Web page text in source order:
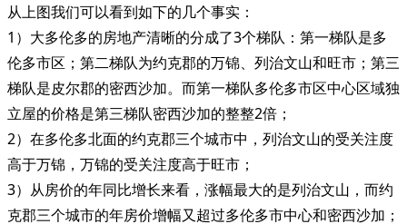
从上图我们可以看到如下的几个事实：
1）大多伦多的房地产清晰的分成了3个梯队：第一梯队是多
伦多市区；第二梯队为约克郡的万锦、列治文山和旺市；第三
梯队是皮尔郡的密西沙加。而第一梯队多伦多市区中心区域独
立屋的价格是第三梯队密西沙加的整整2倍；
2）在多伦多北面的约克郡三个城市中，列治文山的受关注度
高于万锦，万锦的受关注度高于旺市；
3）从房价的年同比增长来看，涨幅最大的是列治文山，而约
克郡三个城市的年房价增幅又超过多伦多市中心和密西沙加；